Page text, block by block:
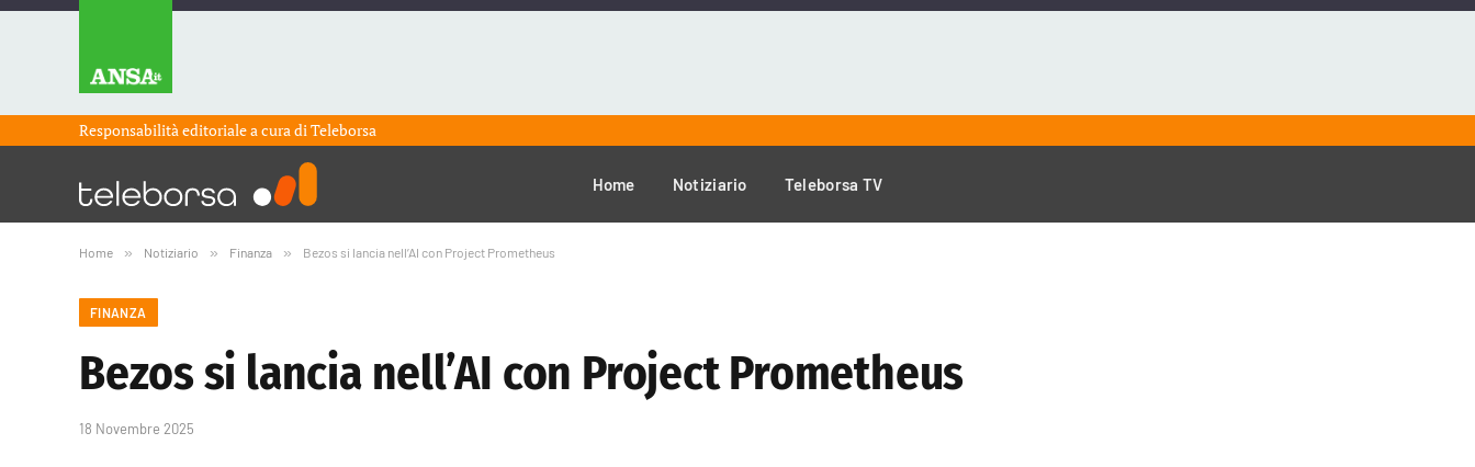
Responsabilità editoriale a cura diTeleborsa
Home Notiziario Teleborsa TV
Home » Notiziario » Finanza » Bezos si lancia nell’AI con Project Prometheus
FINANZA
Bezos si lancia nell’AI con Project Prometheus
18 Novembre 2025